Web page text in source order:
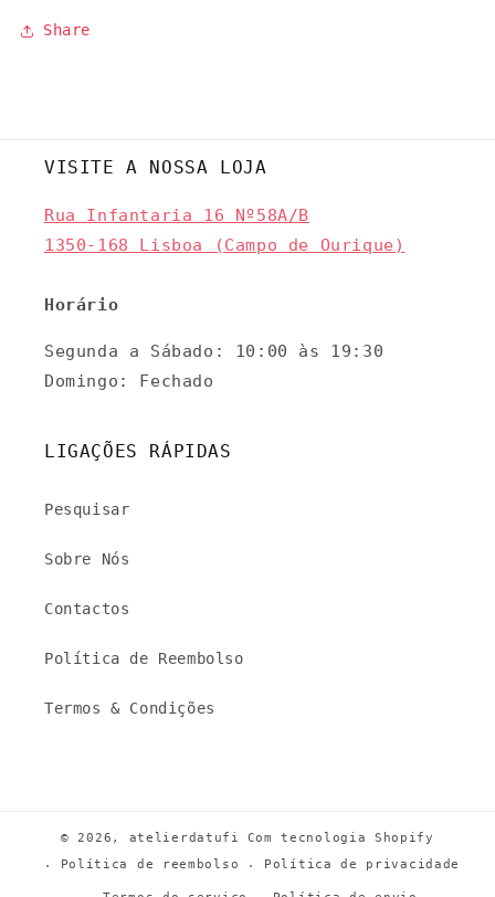
Share
VISITE A NOSSA LOJA
Rua Infantaria 16 Nº58A/B
1350-168 Lisboa (Campo de Ourique)
Horário
Segunda a Sábado: 10:00 às 19:30
Domingo: Fechado
LIGAÇÕES RÁPIDAS
Pesquisar
Sobre Nós
Contactos
Política de Reembolso
Termos & Condições
© 2026, atelierdatufi
Com tecnologia Shopify
Política de reembolso
Política de privacidade